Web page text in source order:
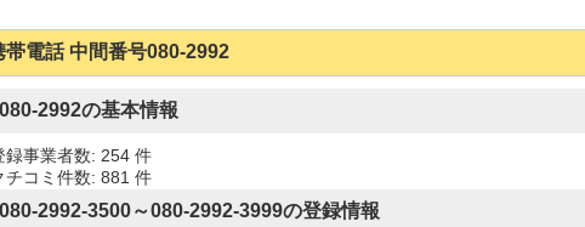
帯電話 中間番号080-2992
080-2992の基本情報
録事業者数: 254 件
チコミ件数: 881 件
080-2992-3500～080-2992-3999の登録情報